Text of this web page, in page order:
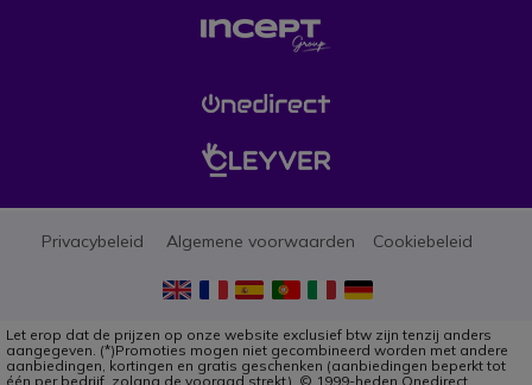
Privacybeleid Algemene voorwaarden Cookiebeleid
Let erop dat de prijzen op onze website exclusief btw zijn tenzij anders
aangegeven. (*)Promoties mogen niet gecombineerd worden met andere
aanbiedingen, kortingen en gratis geschenken (aanbiedingen beperkt tot
één per bedrijf, zolang de vooraad strekt). © 1999-heden Onedirect